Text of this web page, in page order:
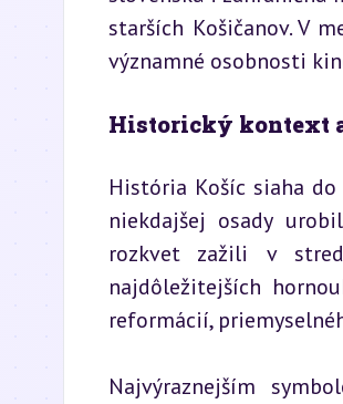
starších Košičanov. V
významné osobnosti
Historický kontext
História Košíc siaha
niekdajšej osady
rozkvet zažili v
najdôležitejších
reformácií,
Najvýraznejším